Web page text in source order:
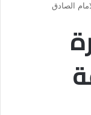
الصادق